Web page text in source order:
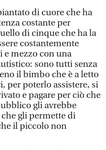
di cuore che ha
costante per
di cinque che ha la
costantemente
mezzo con una
sono tutti senza
il bimbo che è a letto
per poterlo assistere, si
e pagare per ciò che
gli avrebbe
gli permette di
il piccolo non